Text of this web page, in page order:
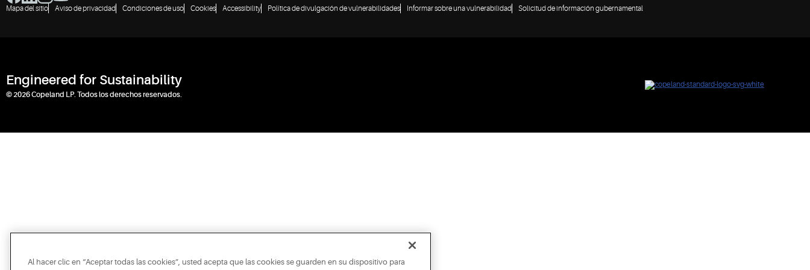
Mapa del sitio Aviso de privacidad Condiciones de uso Cookies Accessibility Política de divulgación de vulnerabilidades Informar sobre una vulnerabilidad Solicitud de información gubernamental
Engineered for Sustainability
© 2026 Copeland LP. Todos los derechos reservados.
Al hacer clic en “Aceptar todas las cookies”, usted acepta que las cookies se guarden en su dispositivo para